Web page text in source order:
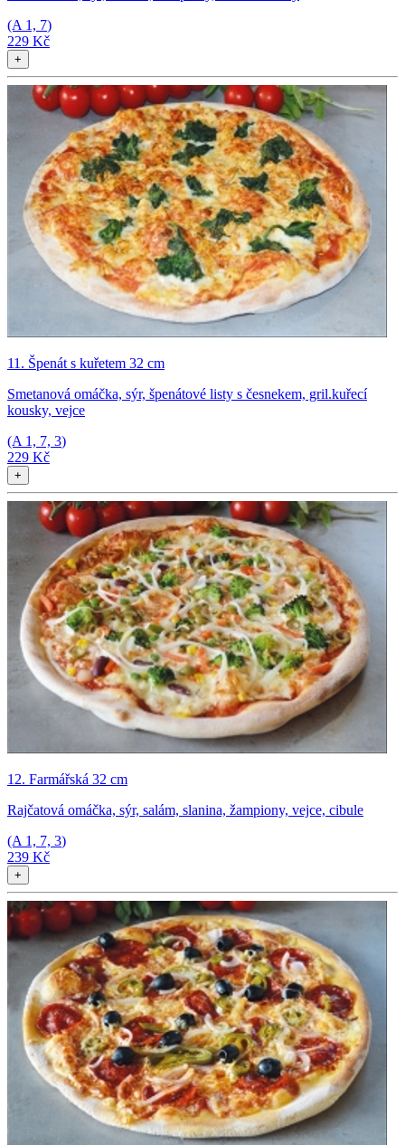
(A 1, 7)
229 Kč
+
11. Špenát s kuřetem 32 cm
Smetanová omáčka, sýr, špenátové listy s česnekem, gril.kuřecí
kousky, vejce
(A 1, 7, 3)
229 Kč
+
12. Farmářská 32 cm
Rajčatová omáčka, sýr, salám, slanina, žampiony, vejce, cibule
(A 1, 7, 3)
239 Kč
+